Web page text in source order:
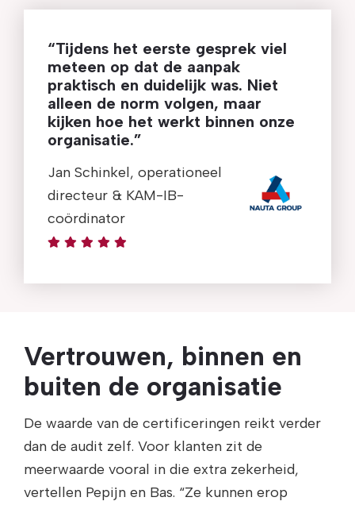
“Tijdens het eerste gesprek viel
meteen op dat de aanpak
praktisch en duidelijk was. Niet
alleen de norm volgen, maar
kijken hoe het werkt binnen onze
organisatie.”
Jan Schinkel, operationeel
directeur & KAM-IB-
coördinator
Vertrouwen, binnen en
buiten de organisatie
De waarde van de certificeringen reikt verder
dan de audit zelf. Voor klanten zit de
meerwaarde vooral in die extra zekerheid,
vertellen Pepijn en Bas. “Ze kunnen erop